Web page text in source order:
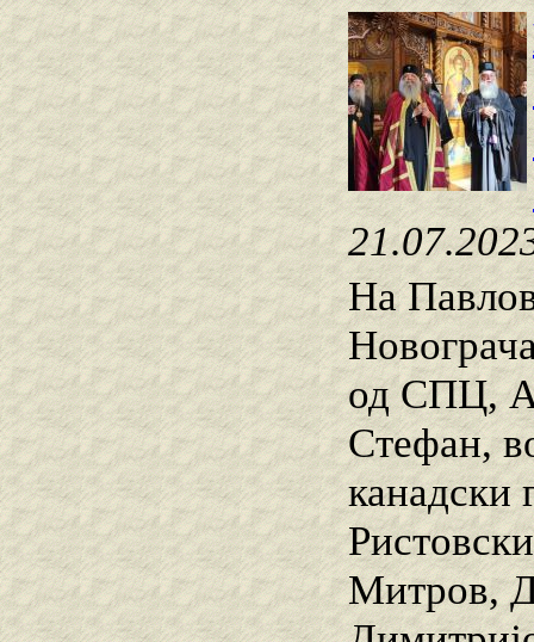
На
од СПЦ,
Стефан,
канадски
Митров,